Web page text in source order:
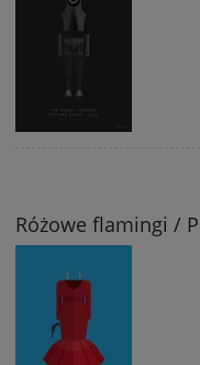
Różowe flamingi /